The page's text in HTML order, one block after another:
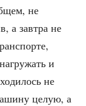
не
а зав­тра не
и
не
целую, а